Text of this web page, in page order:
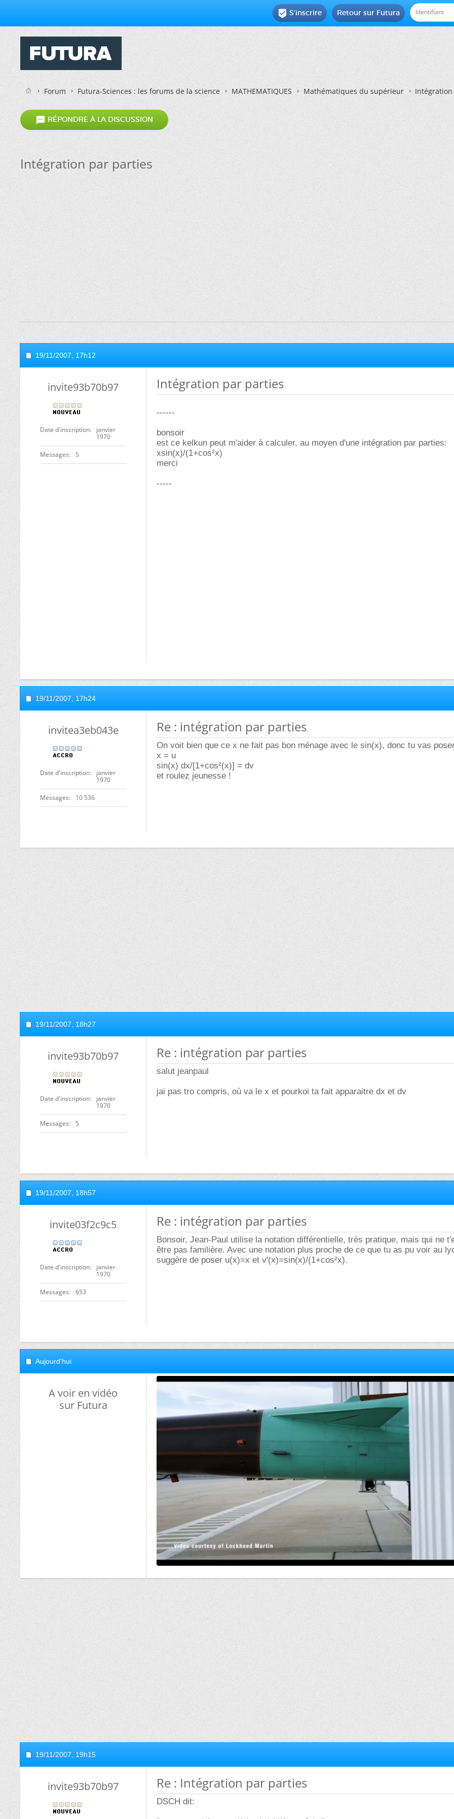
Retour sur Futura
 S'inscrire
Forum Futura-Sciences : les forums de la science MATHEMATIQUES Mathématiques du supérieur
 RÉPONDRE À LA DISCUSSION
Intégration par parties
19/11/2007, 17h12
invite93b70b97
Date d'inscription
janvier
1970
Messages 5
Intégration par parties
------
bonsoir
est ce kelkun peut m'aider à calculer, au moyen d'une intégration par parties:
xsin(x)/(1+cos²x)
merci
-----
19/11/2007, 17h24
invitea3eb043e
Date d'inscription
janvier
1970
Messages 10 536
Re : intégration par parties
On voit bien que ce x ne fait pas bon ménage avec le sin(x), donc tu vas
x = u
sin(x) dx/[1+cos²(x)] = dv
et roulez jeunesse !
19/11/2007, 18h27
invite93b70b97
Date d'inscription
janvier
1970
Messages 5
Re : intégration par parties
salut jeanpaul
jai pas tro compris, où va le x et pourkoi ta fait apparaitre dx et dv
19/11/2007, 18h57
invite03f2c9c5
Date d'inscription
janvier
1970
Messages 653
Re : intégration par parties
Bonsoir, Jean-Paul utilise la notation différentielle, très pratique, mais qui ne
être pas familière. Avec une notation plus proche de ce que tu as pu voir au
suggère de poser u(x)=x et v'(x)=sin(x)/(1+cos²x).
Aujourd'hui
A voir en vidéo
sur Futura
19/11/2007, 19h15
invite93b70b97 Re : Intégration par parties
DSCH dit: